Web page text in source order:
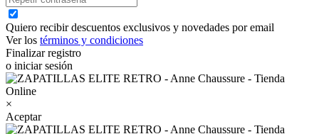
Quiero recibir descuentos exclusivos y novedades por email
Ver los términos y condiciones
Finalizar registro
o iniciar sesión
×
Aceptar